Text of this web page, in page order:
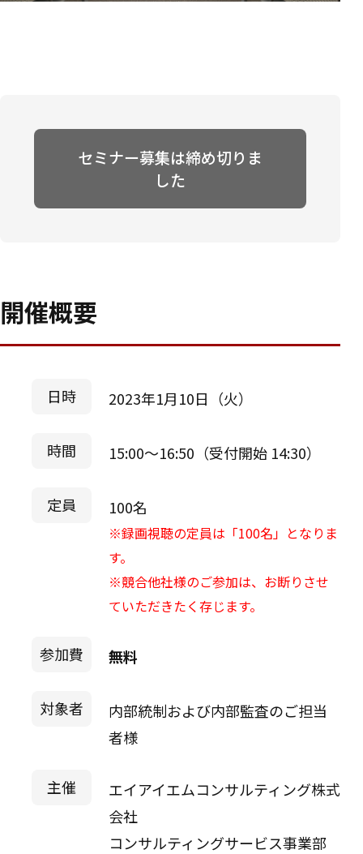
セミナー募集は締め切りま
した
開催概要
日時 2023年1月10日（火）
時間 15:00～16:50（受付開始 14:30）
定員 100名
※録画視聴の定員は「100名」となりま
す。
※競合他社様のご参加は、お断りさせ
ていただきたく存じます。
参加費 無料
対象者
内部統制および内部監査のご担当
者様
主催
エイアイエムコンサルティング株式
会社
コンサルティングサービス事業部